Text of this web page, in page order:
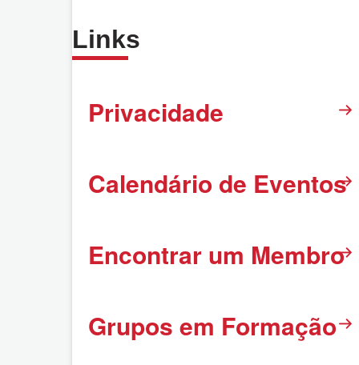
Links
Privacidade
Calendário de Eventos
Encontrar um Membro
Grupos em Formação